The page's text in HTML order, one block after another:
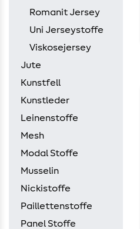
Romanit Jersey
Uni Jerseystoffe
Viskosejersey
Jute
Kunstfell
Kunstleder
Leinenstoffe
Mesh
Modal Stoffe
Musselin
Nickistoffe
Paillettenstoffe
Panel Stoffe